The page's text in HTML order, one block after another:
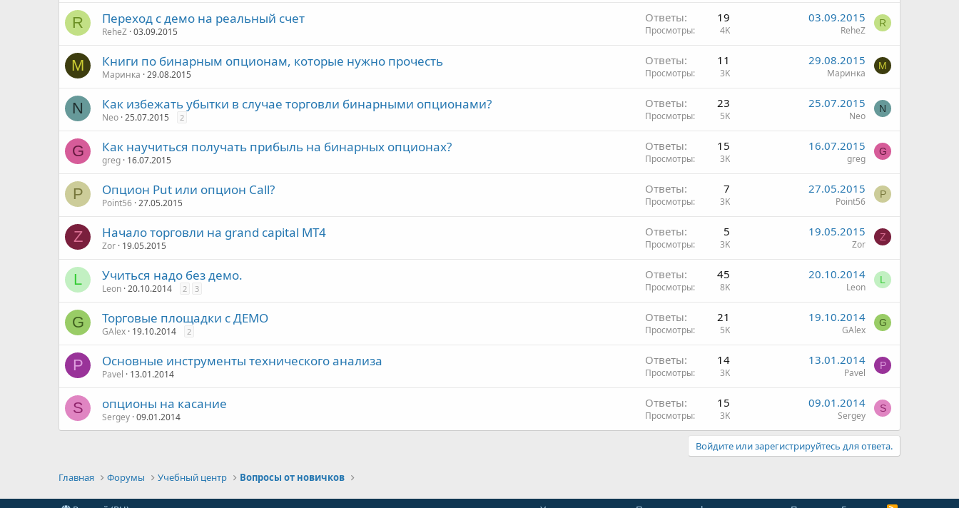
R Переход с демо на реальный счет
ReheZ 03.09.2015
Ответы 19
Просмотры 4K
03.09.2015
ReheZ
R
М Книги по бинарным опционам, которые нужно прочесть
Маринка 29.08.2015
Ответы 11
Просмотры 3K
29.08.2015
Маринка
М
N Как избежать убытки в случае торговли бинарными опционами?
Neo 25.07.2015 2
Ответы 23
Просмотры 5K
25.07.2015
Neo
N
G Как научиться получать прибыль на бинарных опционах?
greg 16.07.2015
Ответы 15
Просмотры 3K
16.07.2015
greg
G
P Опцион Put или опцион Call?
Point56 27.05.2015
Ответы 7
Просмотры 3K
27.05.2015
Point56
P
Z Начало торговли на grand capital MT4
Zor 19.05.2015
Ответы 5
Просмотры 3K
19.05.2015
Zor
Z
L Учиться надо без демо.
Leon 20.10.2014 2 3
Ответы 45
Просмотры 8K
20.10.2014
Leon
L
G Торговые площадки с ДЕМО
GAlex 19.10.2014 2
Ответы 21
Просмотры 5K
19.10.2014
GAlex
G
P Основные инструменты технического анализа
Pavel 13.01.2014
Ответы 14
Просмотры 3K
13.01.2014
Pavel
P
S опционы на касание
Sergey 09.01.2014
Ответы 15
Просмотры 3K
09.01.2014
Sergey
S
Войдите или зарегистрируйтесь для ответа.
Главная Форумы Учебный центр Вопросы от новичков